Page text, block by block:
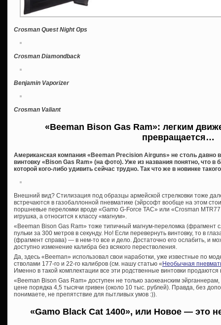
Crosman Quest Night Ops
Crosman Diamondback
Benjamin Vaporizer
Crosman Valiant
«Beeman Bison Gas Ram»: легким
превращается…
Американская компания «Beeman Precision Airguns» не столь
винтовку «Bison Gas Ram» (на фото). Уже из названия понятно, что в
которой кого-либо удивить сейчас трудно. Так что же в новинке
Внешний вид? Стилизация под образцы армейской стрелковки тоже
встречаются в газобаллонной пневматике (эйрсофт вообще на этом
поршневые переломки вроде «Gamo G-Force TAC» или «Crosman
игрушка, а относится к классу «магнум».
«Beeman Bison Gas Ram» тоже типичный магнум-переломка (фрагмент
пульки за 300 метров в секунду. Но! Если перевернуть винтовку, то в
(фрагмент справа) — в нем-то все и дело. Достаточно его ослабить, и
доступно изменение калибра без всякого перестволения.
Да, здесь «Beeman» использовал свои наработки, уже известные по
стволами 177-го и 22-го калибров (см. нашу статью «Необычная
Именно в такой комплектации все эти родственные винтовки
«Beeman Bison Gas Ram» доступен не только заокеанским
цене порядка 4,5 тысячи гривен (около 10 тыс. рублей). Правда, без
понимаете, не препятствие для пытливых умов :)).
«Gamo Black Cat 1400», или Новое — это